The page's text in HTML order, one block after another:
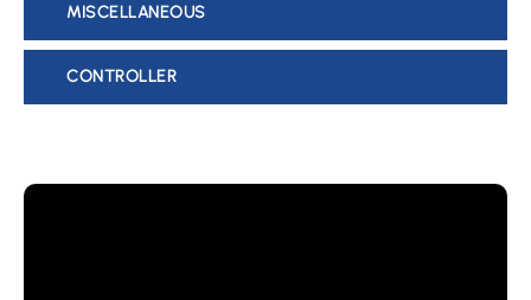
MISCELLANEOUS
CONTROLLER